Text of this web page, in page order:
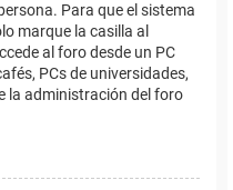
Para que el sistema
marque la casilla al
al foro desde un PC
PCs de universidades,
la administración del foro